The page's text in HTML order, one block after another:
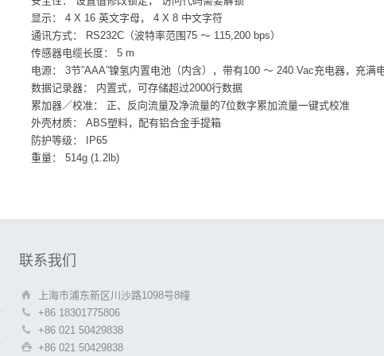
显示： 4 X 16 英文字母， 4 X 8 中文字符
通讯方式： RS232C（波特率范围75 ～ 115,200 bps）
传感器电缆长度： 5 m
电源： 3节”AAA”镍氢内置电池（内含），带有100 ～ 240 Vac充电器，充满
数据记录器： 内置式，可存储超过2000行数据
累加器／校准： 正、反向流量及净流量的7位数字累加流量一键式校准
外壳材质： ABS塑料，配有铝合金手提箱
防护等级： IP65
重量： 514g (1.2lb)
联系我们
上海市浦东新区川沙路1098号8幢
+86 18301775806
+86 021 50429838
+86 021 50429838